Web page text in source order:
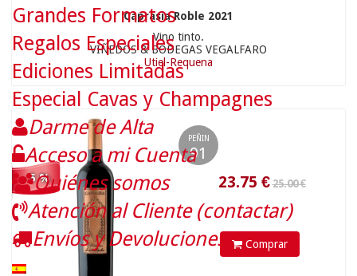
Caprasia Roble 2021
Vino tinto.
VIÑEDOS & BODEGAS VEGALFARO
Utiel-Requena
- 5 %
PEÑIN
91
Comprar
Grandes Formatos
Regalos Especiales
Ediciones Limitadas
Especial Cavas y Champagnes
Darme de Alta
Acceso a mi Cuenta
Quiénes somos
Atención al Cliente (contactar)
Envíos y Devoluciones